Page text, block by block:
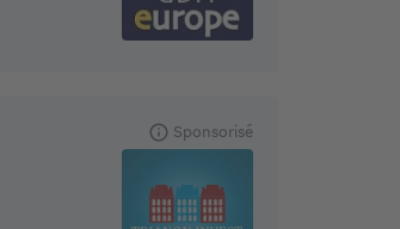
Sponsorisé